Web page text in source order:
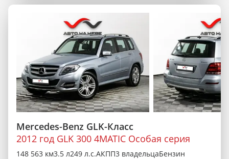
Mercedes-Benz GLK-Класс
2012 год GLK 300 4MATIC Особая серия
148 563 км3.5 л249 л.с.АКПП3 владельцаБензин